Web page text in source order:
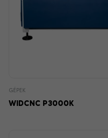
GÉPEK
WIDCNC P3000K